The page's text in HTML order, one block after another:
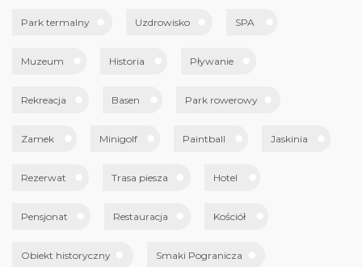
Park termalny Uzdrowisko SPA
Muzeum Historia Pływanie
Rekreacja Basen Park rowerowy
Zamek Minigolf Paintball Jaskinia
Rezerwat Trasa piesza Hotel
Pensjonat Restauracja Kościół
Obiekt historyczny Smaki Pogranicza